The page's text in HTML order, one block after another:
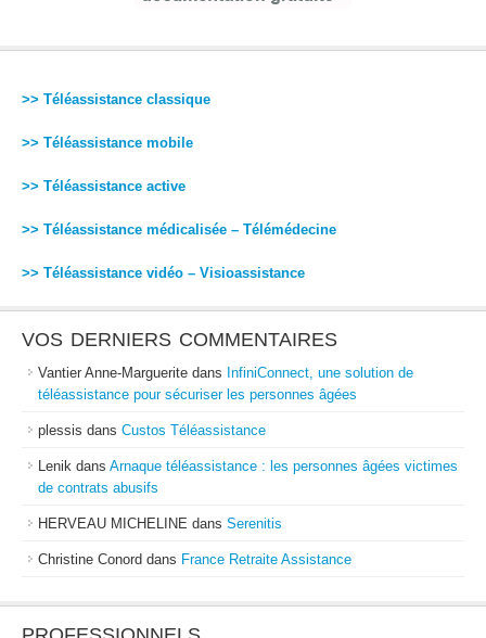
>> Téléassistance classique
>> Téléassistance mobile
>> Téléassistance active
>> Téléassistance médicalisée – Télémédecine
>> Téléassistance vidéo – Visioassistance
VOS DERNIERS COMMENTAIRES
Vantier Anne-Marguerite dans InfiniConnect, une solution de
téléassistance pour sécuriser les personnes âgées
plessis dans Custos Téléassistance
Lenik dans Arnaque téléassistance : les personnes âgées victimes
de contrats abusifs
HERVEAU MICHELINE dans Serenitis
Christine Conord dans France Retraite Assistance